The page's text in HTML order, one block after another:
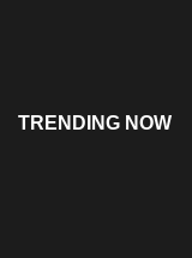
TRENDING NOW